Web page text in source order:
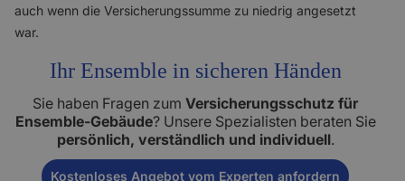
auch wenn die Versicherungssumme zu niedrig angesetzt
war.
Ihr Ensemble in sicheren Händen
Sie haben Fragen zum Versicherungsschutz für
Ensemble-Gebäude? Unsere Spezialisten beraten Sie
persönlich, verständlich und individuell.
Kostenloses Angebot vom Experten anfordern